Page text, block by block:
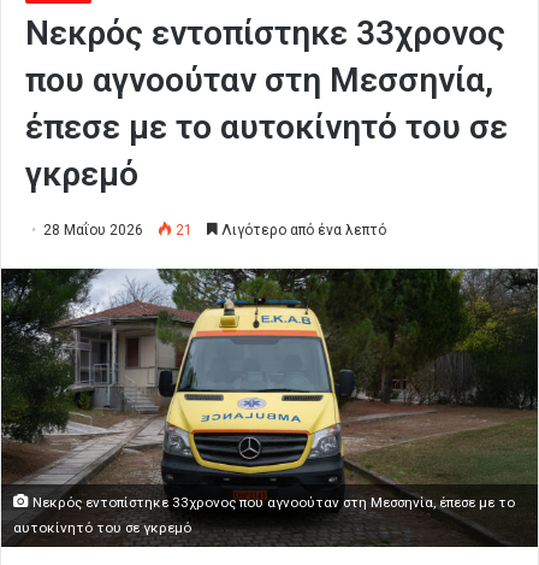
Νεκρός εντοπίστηκε 33χρονος
που αγνοούταν στη Μεσσηνία,
έπεσε με το αυτοκίνητό του σε
γκρεμό
28 Μαΐου 2026 21 Λιγότερο από ένα λεπτό
Νεκρός εντοπίστηκε 33χρονος που αγνοούταν στη Μεσσηνία, έπεσε με το
αυτοκίνητό του σε γκρεμό